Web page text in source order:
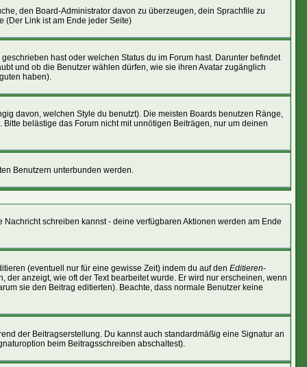
den Board-Administrator davon zu überzeugen, dein Sprachfile zu
(Der Link ist am Ende jeder Seite)
hast oder welchen Status du im Forum hast. Darunter befindet
und ob die Benutzer wählen dürfen, wie sie ihren Avatar zugänglich
haben).
davon, welchen Style du benutzt). Die meisten Boards benutzen Ränge,
belästige das Forum nicht mit unnötigen Beiträgen, nur um deinen
Benutzern unterbunden werden.
schreiben kannst - deine verfügbaren Aktionen werden am Ende
(eventuell nur für eine gewisse Zeit) indem du auf den Editieren-
anzeigt, wie oft der Text bearbeitet wurde. Er wird nur erscheinen, wenn
sie den Beitrag editierten). Beachte, dass normale Benutzer keine
der Beitragserstellung. Du kannst auch standardmäßig eine Signatur an
beim Beitragsschreiben abschaltest).